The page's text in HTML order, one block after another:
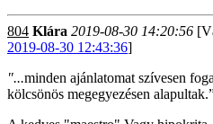
804 Klára 2019-08-30 14:20:56
2019-08-30 12:43:36]
"...minden ajánlatomat szívesen
kölcsönös megegyezésen